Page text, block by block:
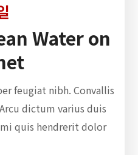
Water on
feugiat nibh. Convallis
dictum varius duis
quis hendrerit dolor